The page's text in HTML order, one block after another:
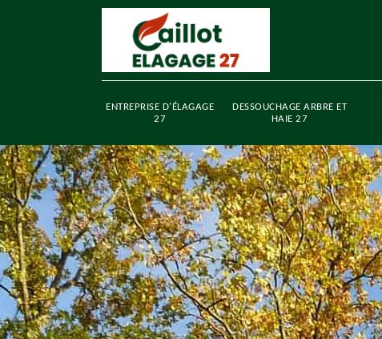
ENTREPRISE D'ÉLAGAGE
27
DESSOUCHAGE ARBRE ET
HAIE 27